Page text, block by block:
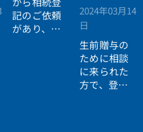
記のご依頼
があり、被
2024年03月14
日
生前贈与の
ために相談
に来られた
方で、登記